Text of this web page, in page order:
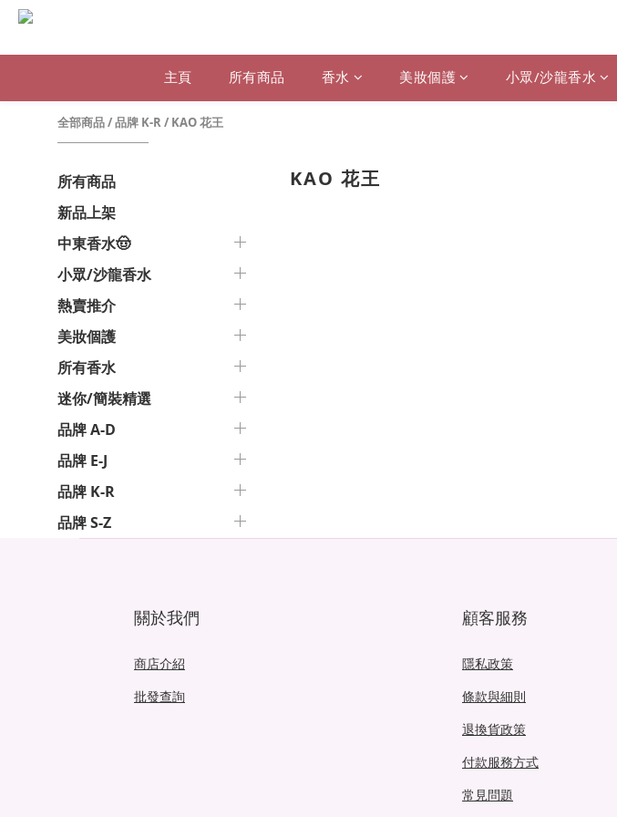
主頁 所有商品 香水 美妝個護 小眾/沙龍香水
全部商品/品牌 K-R/ KAO 花王
所有商品
新品上架
中東香水🤠
小眾/沙龍香水
熱賣推介
美妝個護
所有香水
迷你/簡裝精選
品牌 A-D
品牌 E-J
品牌 K-R
品牌 S-Z
KAO 花王
關於我們
商店介紹
批發查詢
顧客服務
隱私政策
條款與細則
退換貨政策
付款服務方式
常見問題